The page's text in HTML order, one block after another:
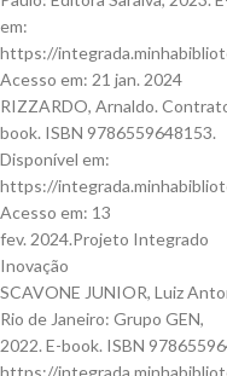
em:
https://
Acesso em: 21 jan. 2024
RIZZARDO, Arnaldo.
book. ISBN 9786559648153.
Disponível em:
https://
Acesso em: 13
fev. 2024.Projeto Integrado
Inovação
SCAVONE JUNIOR, Luiz
Rio de Janeiro: Grupo GEN,
2022. E-book. ISBN
https://